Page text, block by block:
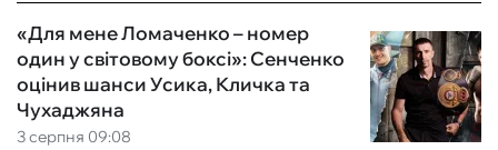
3 серпня 09:08
«Для мене Ломаченко – номер
один у світовому боксі»: Сенченко
оцінив шанси Усика, Кличка та
Чухаджяна